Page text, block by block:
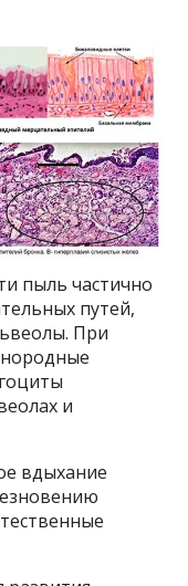
пыль частично
путей,
При
и
вдыхание